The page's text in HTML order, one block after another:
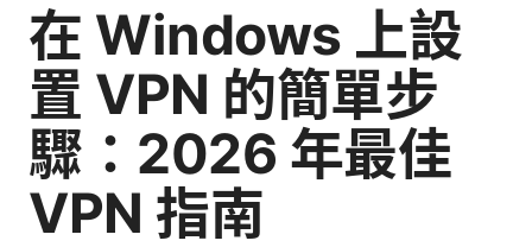
在 Windows 上設
置 VPN 的簡單步
驟：2026 年最佳
VPN 指南